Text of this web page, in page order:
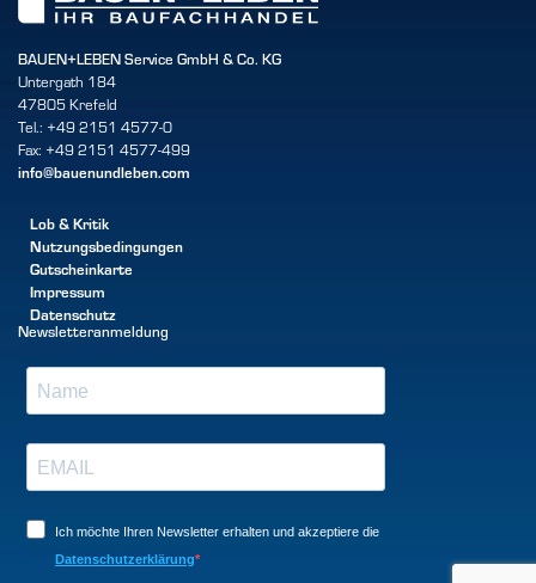
BAUEN+LEBEN Service GmbH & Co. KG
Untergath 184
47805 Krefeld
Tel.: +49 2151 4577-0
Fax: +49 2151 4577-499
info@bauenundleben.com
Lob & Kritik
Nutzungsbedingungen
Gutscheinkarte
Impressum
Datenschutz
Newsletteranmeldung
Ich möchte Ihren Newsletter erhalten und akzeptiere die
Datenschutzerklärung